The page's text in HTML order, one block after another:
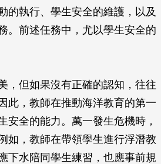
的執行、學生安全的維護，以及
。前述任務中，尤以學生安全的
，但如果沒有正確的認知，往往
此，教師在推動海洋教育的第一
安全的能力。萬一發生危機時，
如，教師在帶領學生進行浮潛教
下水陪同學生練習，也應事前規